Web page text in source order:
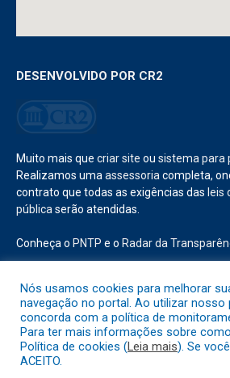
DESENVOLVIDO POR CR2
Muito mais que criar site ou sistema para
Realizamos uma assessoria completa,
contrato que todas as exigências das leis
pública serão atendidas.
Conheça o PNTP e o Radar da
Todos os direitos reservados a Prefeitura
Mapa do Site
Nós usamos cookies para melhorar
navegação no portal. Ao utilizar nosso
concorda com a política de
Para ter mais informações sobre
Política de cookies (Leia mais). Se
ACEITO.